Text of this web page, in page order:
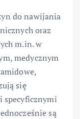
do nawijania
oraz
m.in. w
medycznym
się
specyficznymi
są